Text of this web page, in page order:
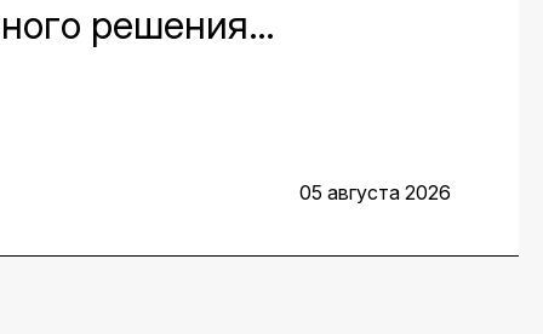
решения
Воденеев и старший
05 августа 2026